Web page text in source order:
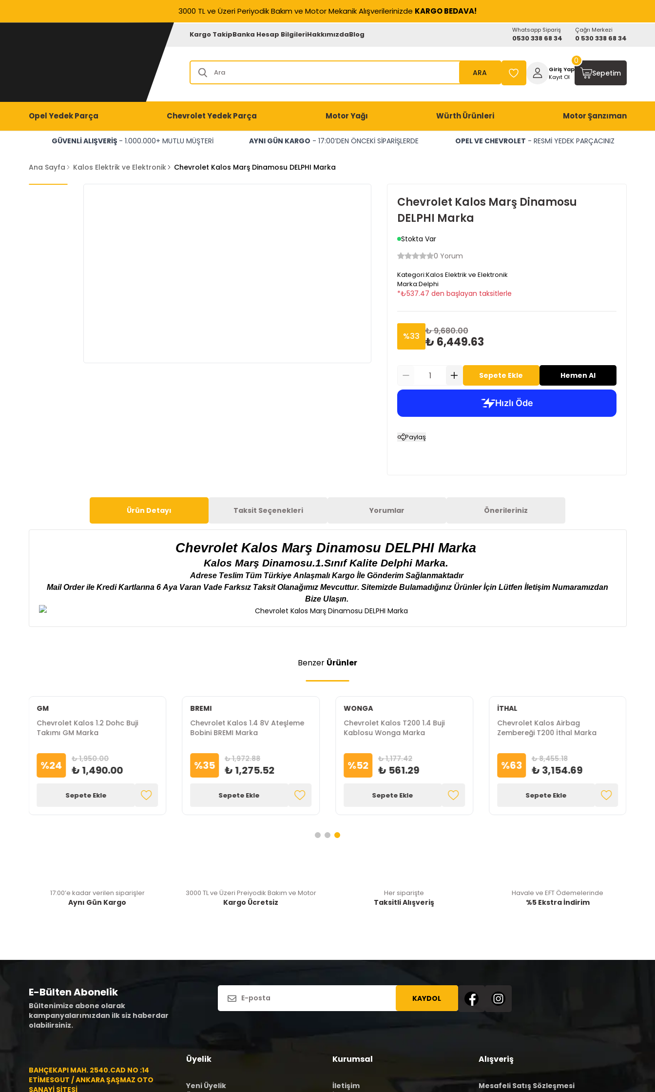
3000 TL ve Üzeri Periyodik Bakım ve Motor Mekanik Alışverilerinizde KARGO BEDAVA!
Kargo TakipBanka Hesap BilgileriHakkımızdaBlog Whatsapp Sipariş
0530 338 68 34
Çağrı Merkezi
0 530 338 68 34
ARA
Giriş Yap
Kayıt Ol
Sepetim
0
Opel Yedek Parça Chevrolet Yedek Parça Motor Yağı Würth Ürünleri Motor Şanzıman
GÜVENLİ ALIŞVERİŞ - 1.000.000+ MUTLU MÜŞTERİ AYNI GÜN KARGO - 17:00’DEN ÖNCEKİ SİPARİŞLERDE OPEL VE CHEVROLET - RESMİ YEDEK PARÇACINIZ
Ana Sayfa Kalos Elektrik ve Elektronik Chevrolet Kalos Marş Dinamosu DELPHI Marka
Chevrolet Kalos Marş Dinamosu
DELPHI Marka
Stokta Var
0 Yorum
Kategori:Kalos Elektrik ve Elektronik
Marka:Delphi
*₺537.47 den başlayan taksitlerle
%33 ₺ 9,680.00
₺ 6,449.63
Sepete Ekle Hemen Al
Paylaş
Ürün Detayı Taksit Seçenekleri Yorumlar Önerileriniz
Chevrolet Kalos Marş Dinamosu DELPHI Marka
Kalos Marş Dinamosu.1.Sınıf Kalite Delphi Marka.
Adrese Teslim Tüm Türkiye Anlaşmalı Kargo İleGönderim Sağlanmaktadır
MailOrderile Kredi Kartlarına 6 Aya Varan Vade Farksız Taksit Olanağımız Mevcuttur. Sitemizde Bulamadığınız Ürünler İçin Lütfen İletişim Numaramızdan
Bize Ulaşın.
Benzer Ürünler
GM
Chevrolet Kalos 1.2 Dohc Buji
Takımı GM Marka
%24 ₺ 1,950.00
₺ 1,490.00
Sepete Ekle
BREMI
Chevrolet Kalos 1.4 8V Ateşleme
Bobini BREMI Marka
%35 ₺ 1,972.88
₺ 1,275.52
Sepete Ekle
WONGA
Chevrolet Kalos T200 1.4 Buji
Kablosu Wonga Marka
%52 ₺ 1,177.42
₺ 561.29
Sepete Ekle
İTHAL
Chevrolet Kalos Airbag
Zembereği T200 İthal Marka
%63 ₺ 8,455.18
₺ 3,154.69
Sepete Ekle
17:00’e kadar verilen siparişler
Aynı Gün Kargo
3000 TL ve Üzeri Preiyodik Bakım ve Motor
Kargo Ücretsiz
Her siparişte
Taksitli Alışveriş
Havale ve EFT Ödemelerinde
%5 Ekstra İndirim
E-Bülten Abonelik
Bültenimize abone olarak
kampanyalarımızdan ilk siz haberdar
olabilirsiniz.
KAYDOL
BAHÇEKAPI MAH. 2540.CAD NO :14
ETİMESGUT / ANKARA ŞAŞMAZ OTO
SANAYİ SİTESİ
Üyelik
Yeni Üyelik
Kurumsal
İletişim
Alışveriş
Mesafeli Satış Sözleşmesi